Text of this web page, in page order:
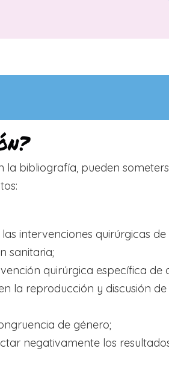
bibliografía, pueden
intervenciones quirúrgicas
sanitaria;
quirúrgica específica de
la reproducción y discusión
de género;
negativamente los